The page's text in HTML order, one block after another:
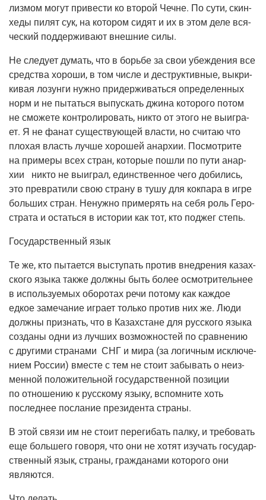
лиз­мом могут при­ве­сти ко вто­рой Чечне. По сути, скин­
хе­ды пилят сук, на кото­ром сидят и их в этом деле вся­
че­ский под­дер­жи­ва­ют внеш­ние силы.
Не сле­ду­ет думать, что в борь­бе за свои убеж­де­ния все
сред­ства хоро­ши, в том чис­ле и деструк­тив­ные, выкри­
ки­вая лозун­ги нуж­но при­дер­жи­вать­ся опре­де­лен­ных
норм и не пытать­ся выпус­кать джи­на кото­ро­го потом
не смо­же­те кон­тро­ли­ро­вать, никто от это­го не выиг­ра­
ет. Я не фанат суще­ству­ю­щей вла­сти, но счи­таю что
пло­хая власть луч­ше хоро­шей анар­хии. Посмот­ри­те
на при­ме­ры всех стран, кото­рые пошли по пути анар­
хии никто не выиг­рал, един­ствен­ное чего доби­лись,
это пре­вра­ти­ли свою стра­ну в тушу для кок­па­ра в игре
боль­ших стран. Ненуж­но при­ме­рять на себя роль Геро­
стра­та и остать­ся в исто­рии как тот, кто под­жег степь.
Госу­дар­ствен­ный язык
Те же, кто пыта­ет­ся высту­пать про­тив внед­ре­ния казах­
ско­го язы­ка так­же долж­ны быть более осмот­ри­тель­нее
в исполь­зу­е­мых обо­ро­тах речи пото­му как каж­дое
едкое заме­ча­ние игра­ет толь­ко про­тив них же. Люди
долж­ны при­знать, что в Казах­стане для рус­ско­го язы­ка
созда­ны одни из луч­ших воз­мож­но­стей по срав­не­нию
с дру­ги­ми стра­на­ми СНГ и мира (за логич­ным исклю­че­
ни­ем Рос­сии) вме­сте с тем не сто­ит забы­вать о неиз­
мен­ной поло­жи­тель­ной госу­дар­ствен­ной пози­ции
по отно­ше­нию к рус­ско­му язы­ку, вспом­ни­те хоть
послед­нее посла­ние пре­зи­ден­та страны.
В этой свя­зи им не сто­ит пере­ги­бать пал­ку, и тре­бо­вать
еще боль­ше­го гово­ря, что они не хотят изу­чать госу­дар­
ствен­ный язык, стра­ны, граж­да­на­ми кото­ро­го они
являются.